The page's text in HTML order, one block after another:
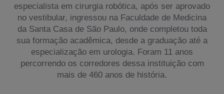
especialista em cirurgia robótica, após ser aprovado
no vestibular, ingressou na Faculdade de Medicina
da Santa Casa de São Paulo, onde completou toda
sua formação acadêmica, desde a graduação até a
especialização em urologia. Foram 11 anos
percorrendo os corredores dessa instituição com
mais de 460 anos de história.